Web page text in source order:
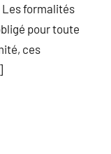
Les formalités
pour toute
ces